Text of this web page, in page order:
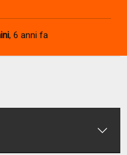
, 6 anni fa